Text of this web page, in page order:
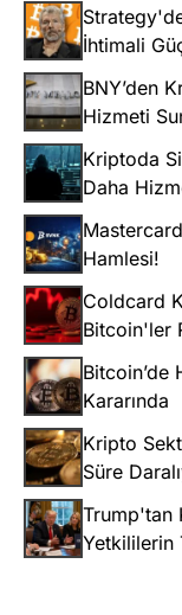
İhtimali
BNY’den
Hizmeti
Kriptoda
Daha
Hamlesi!
Coldcard
Bitcoin'ler
Bitcoin’de
Kararında
Kripto
Süre
Trump'tan
Yetkililerin